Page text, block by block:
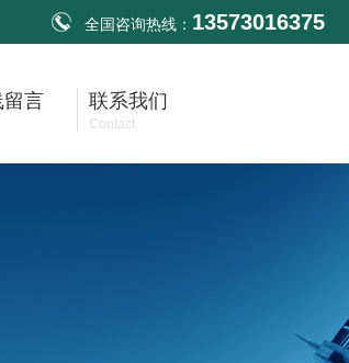
全国咨询热线： 13573016375
言 联系我们
Contact